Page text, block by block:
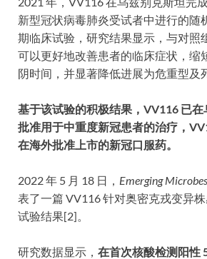
新型冠状病毒肺炎受试者中进行的随
期临床试验，研究结果显示，与对照
可以更好地改善患者的临床症状，缩
阴时间，并显著降低进展为危重型及
基于该试验的积极结果，VV116 已
批准用于中重度新冠患者的治疗，
在海外批准上市的新冠口服药。
2022 年 5 月 18 日， Emerging
表了一篇 VV116 针对奥密克戎变异
试验结果[2]。
研究数据显示， 在首次核酸检测阳性